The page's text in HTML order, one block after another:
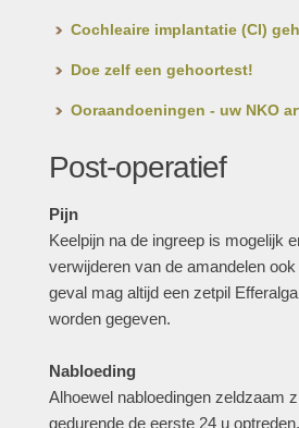
Cochleaire implantatie (CI)
Doe zelf een gehoortest!
Ooraandoeningen - uw NKO
Post-operatief
Pijn
Keelpijn na de ingreep is mogelijk
verwijderen van de amandelen
geval mag altijd een zetpil
worden gegeven.
Nabloeding
Alhoewel nabloedingen zeldzaam
gedurende de eerste 24 u